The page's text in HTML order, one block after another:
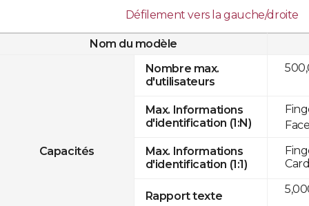
Défilement vers la gauche/droite
Nom du modèle
Capacités
Nombre max.
d'utilisateurs
Max. Informations
d'identification (1:N)
Max. Informations
d'identification (1:1)
Rapport texte